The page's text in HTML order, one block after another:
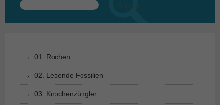
Suchen
01. Rochen
02. Lebende Fossilien
03. Knochenzüngler